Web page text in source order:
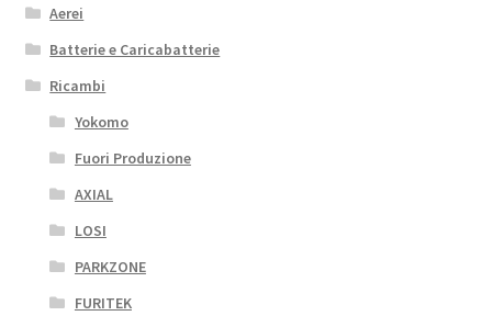
Aerei
Batterie e Caricabatterie
Ricambi
Yokomo
Fuori Produzione
AXIAL
LOSI
PARKZONE
FURITEK